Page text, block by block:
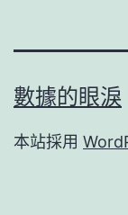
數據的眼淚
本站採用